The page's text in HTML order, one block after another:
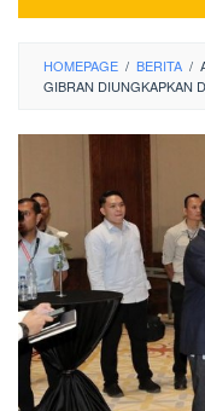
HOMEPAGE / BERITA /
GIBRAN DIUNGKAPKAN